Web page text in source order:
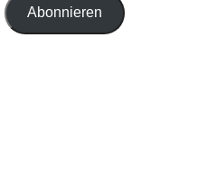
Abonnieren